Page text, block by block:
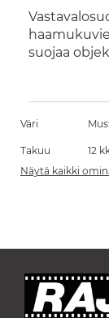
suojaa
Väri
Takuu
12
Näytä kaikki